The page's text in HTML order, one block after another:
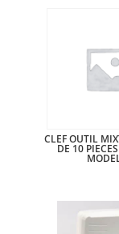
CLEF OUTIL
DE 10